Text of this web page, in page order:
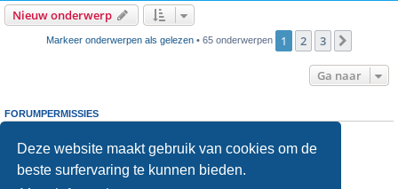
Deze website maakt gebruik van cookies om de
beste surfervaring te kunnen bieden.
Nieuw onderwerp
Markeer onderwerpen als gelezen • 65 onderwerpen 1 2 3
Ga naar
FORUMPERMISSIES
kunt niet
reageren op onderwerpen in dit forum
kunt nietje eigen berichten wijzigen in dit forum
kunt nietje eigen berichten verwijderen in dit forum
bijlagen plaatsen in dit forum